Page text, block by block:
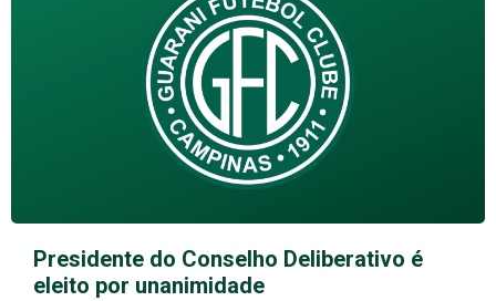
Presidente do Conselho Deliberativo é
eleito por unanimidade